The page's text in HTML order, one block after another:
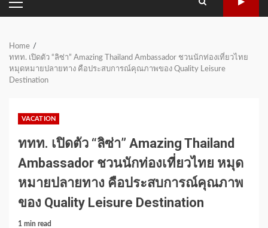
PRIMARY
MENU
Home
ททท. เปิดตัว “ลิซ่า” Amazing Thailand Ambassador ชวนนักท่องเที่ยวไทย
หมุดหมายปลายทาง คือประสบการณ์คุณภาพของ Quality Leisure
Destination
VACATION
ททท. เปิดตัว “ลิซ่า” Amazing Thailand
Ambassador ชวนนักท่องเที่ยวไทย หมุด
หมายปลายทาง คือประสบการณ์คุณภาพ
ของ Quality Leisure Destination
1 min read